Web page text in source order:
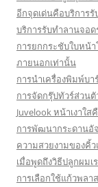
อีกจุดเด่นคือบริการ
บริการรับทำลานจอ
การยกกระชับใบหน้
ภายนอกเท่านั้น
การนำเครื่องพิมพ์บ
การจัดกรุ๊ปทัวร์ส่วน
Juvelook หน้าเงาใ
การพัฒนากระดานอั
ความสวยงามของคิ้
เมื่อพูดถึงวิธีปลูกผมเ
การเลือกใช้แก้วพลา